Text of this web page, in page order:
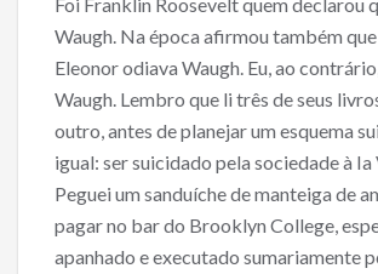
e
b
o
o
k
itt
er
ai
l
ar
e
Waugh. Na época afirmou também
Eleonor odiava Waugh. Eu, ao
Waugh. Lembro que li três de seus
outro, antes de planejar um esquema
igual: ser suicidado pela sociedade à Ia
Peguei um sanduíche de manteiga de
pagar no bar do Brooklyn College,
apanhado e executado sumariamente